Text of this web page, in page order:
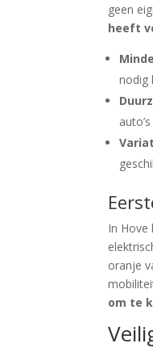
geen
heeft
nodig
In Hove
oranje
om te